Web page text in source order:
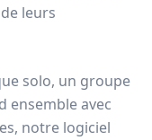
leurs
solo, un groupe
ensemble avec
notre logiciel